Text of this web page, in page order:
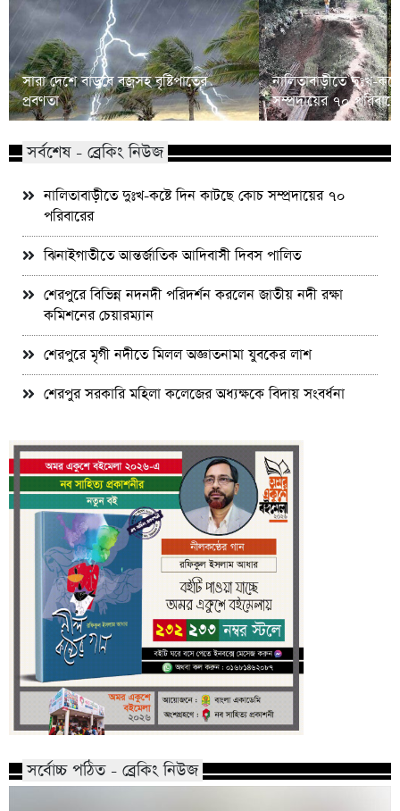
সারা দেশে বাড়বে বজ্রসহ বৃষ্টিপাতের
প্রবণতা
নালিতাবাড়ীতে দুঃখ-
সম্প্রদায়ের ৭০
সর্বশেষ - ব্রেকিং নিউজ
নালিতাবাড়ীতে দুঃখ-কষ্টে দিন কাটছে কোচ সম্প্রদায়ের ৭০
পরিবারের
ঝিনাইগাতীতে আন্তর্জাতিক আদিবাসী দিবস পালিত
শেরপুরে বিভিন্ন নদনদী পরিদর্শন করলেন জাতীয় নদী রক্ষা
কমিশনের চেয়ারম্যান
শেরপুরে মৃগী নদীতে মিলল অজ্ঞাতনামা যুবকের লাশ
শেরপুর সরকারি মহিলা কলেজের অধ্যক্ষকে বিদায় সংবর্ধনা
সর্বোচ্চ পঠিত - ব্রেকিং নিউজ